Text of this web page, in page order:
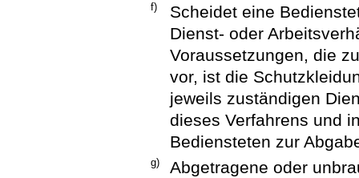
f)
Scheidet eine
Dienst- oder
Voraussetzungen, die
vor, ist die
jeweils zuständigen
dieses Verfahrens und
Bediensteten zur
g)
Abgetragene oder